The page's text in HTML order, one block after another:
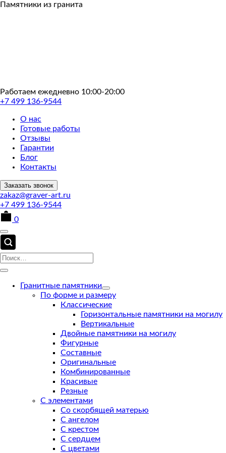
Пропустить
Памятники из гранита
Работаем ежедневно 10:00-20:00
+7 499 136-9544
О нас
Готовые работы
Отзывы
Гарантии
Блог
Контакты
Заказать звонок
zakaz@graver-art.ru
+7 499 136-9544
0
Гранитные памятники
По форме и размеру
Классические
Горизонтальные памятники на могилу
Вертикальные
Двойные памятники на могилу
Фигурные
Составные
Оригинальные
Комбинированные
Красивые
Резные
С элементами
Со скорбящей матерью
С ангелом
С крестом
С сердцем
С цветами